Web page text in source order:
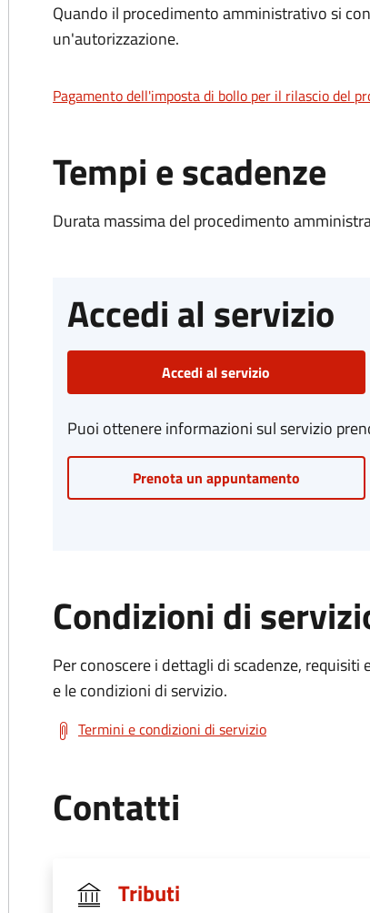
Quando il procedimento amministrativo si
un'autorizzazione.
Pagamento dell'imposta di bollo per il rilascio del
Tempi e scadenze
Durata massima del procedimento
Accedi al servizio
Accedi al servizio
Puoi ottenere informazioni sul servizio
Prenota un appuntamento
Condizioni di
Per conoscere i dettagli di scadenze,
e le condizioni di servizio.
Termini e condizioni di servizio
Contatti
Tributi